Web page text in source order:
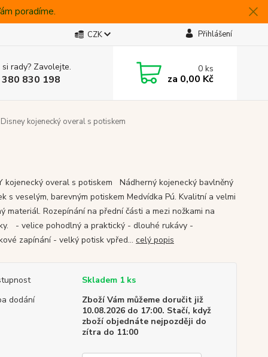
poradíme.
CZK Přihlášení
rady? Zavolejte.
830 198
0ks
za 0,00 Kč
kojenecký overal s potiskem
kojenecký overal s potiskem Nádherný kojenecký bavlněný
s veselým, barevným potiskem Medvídka Pú. Kvalitní a velmi
materiál. Rozepínání na přední části a mezi nožkami na
- velice pohodlný a praktický - dlouhé rukávy -
zapínání - velký potisk vpřed... celý popis
Skladem 1 ks
dodání
Zboží Vám můžeme doručit již
10.08.2026 do 17:00. Stačí, když
zboží objednáte nejpozději do
zítra do 11:00